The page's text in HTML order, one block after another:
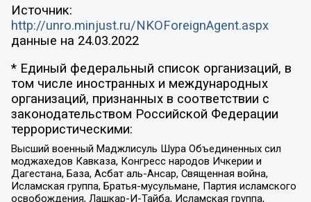
Источник:
http://unro.minjust.ru/NKOForeignAgent.aspx
данные на 24.03.2022
* Единый федеральный список организаций, в
том числе иностранных и международных
организаций, признанных в соответствии с
законодательством Российской Федерации
террористическими:
Высший военный Маджлисуль Шура Объединенных сил
моджахедов Кавказа, Конгресс народов Ичкерии и
Дагестана, База, Асбат аль-Ансар, Священная война,
Исламская группа, Братья-мусульмане, Партия исламского
освобождения, Лашкар-И-Тайба, Исламская группа,